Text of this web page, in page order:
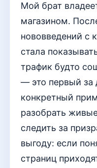
Мой брат
магазином.
нововведений с
стала
трафик будто
— это первый за
конкретный
разобрать
следить за
выгоду: если
страниц